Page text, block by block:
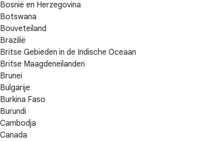
Bosnië en Herzegovina
Botswana
Bouveteiland
Brazilië
Britse Gebieden in de Indische Oceaan
Britse Maagdeneilanden
Brunei
Bulgarije
Burkina Faso
Burundi
Cambodja
Canada